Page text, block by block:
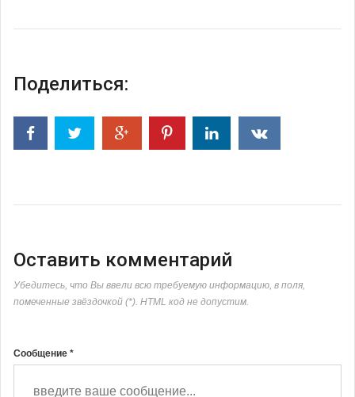
Поделиться:
Оставить комментарий
Убедитесь, что Вы ввели всю требуемую информацию, в поля,
помеченные звёздочкой (*). HTML код не допустим.
Сообщение *